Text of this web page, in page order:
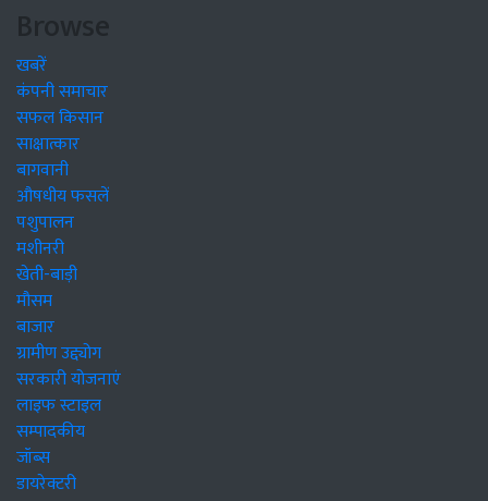
Browse
खबरें
कंपनी समाचार
सफल किसान
साक्षात्कार
बागवानी
औषधीय फसलें
पशुपालन
मशीनरी
खेती-बाड़ी
मौसम
बाजार
ग्रामीण उद्द्योग
सरकारी योजनाएं
लाइफ स्टाइल
सम्पादकीय
जॉब्स
डायरेक्टरी